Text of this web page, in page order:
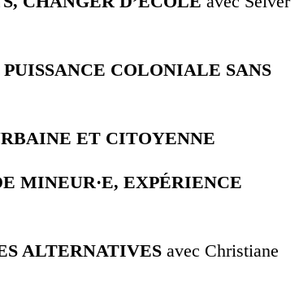
PUISSANCE COLONIALE SANS
ET CITOYENNE
MINEUR·E, EXPÉRIENCE
ALTERNATIVES avec Christiane